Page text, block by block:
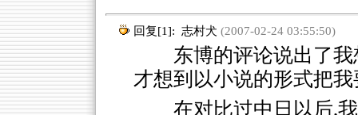
回复[1]: 志村犬 (2007-02-24 03:55:50)
东博的评论说出了我
才想到以小说的形式把
在对比过中日以后,